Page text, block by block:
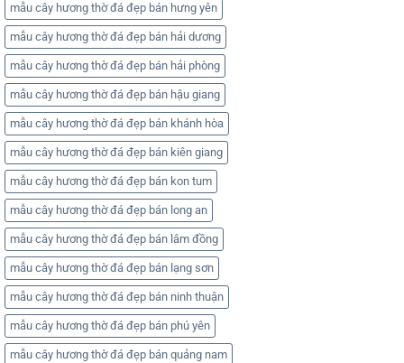
mẫu cây hương thờ đá đẹp bán hưng yên
mẫu cây hương thờ đá đẹp bán hải dương
mẫu cây hương thờ đá đẹp bán hải phòng
mẫu cây hương thờ đá đẹp bán hậu giang
mẫu cây hương thờ đá đẹp bán khánh hòa
mẫu cây hương thờ đá đẹp bán kiên giang
mẫu cây hương thờ đá đẹp bán kon tum
mẫu cây hương thờ đá đẹp bán long an
mẫu cây hương thờ đá đẹp bán lâm đồng
mẫu cây hương thờ đá đẹp bán lạng sơn
mẫu cây hương thờ đá đẹp bán ninh thuận
mẫu cây hương thờ đá đẹp bán phú yên
mẫu cây hương thờ đá đẹp bán quảng nam